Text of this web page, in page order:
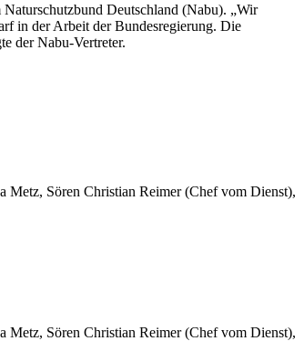
Deutschland (Nabu). „Wir
in der Arbeit der Bundesregierung. Die
der Nabu-Vertreter.
Metz, Sören Christian Reimer (Chef vom Dienst),
Metz, Sören Christian Reimer (Chef vom Dienst),